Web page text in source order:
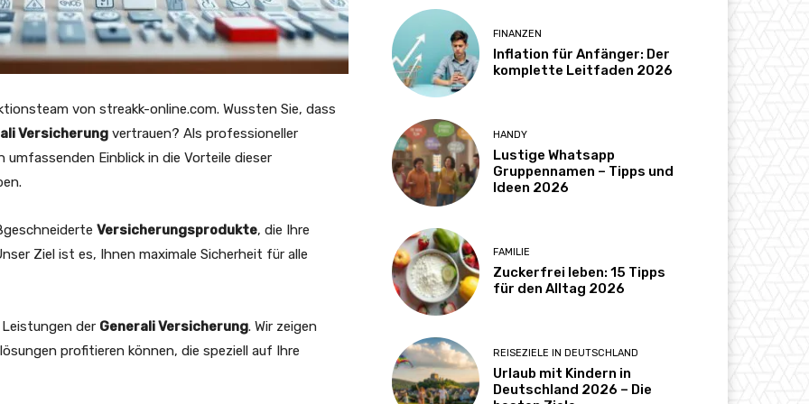
von streakk-online.com. Wussten Sie, dass
Versicherung vertrauen? Als professioneller
Einblick in die Vorteile dieser
Versicherungsprodukte, die Ihre
Ziel ist es, Ihnen maximale Sicherheit für alle
der Generali Versicherung. Wir zeigen
profitieren können, die speziell auf Ihre
FINANZEN
Inflation für Anfänger: Der
komplette Leitfaden 2026
HANDY
Lustige Whatsapp
Gruppennamen – Tipps und
Ideen 2026
FAMILIE
Zuckerfrei leben: 15 Tipps
für den Alltag 2026
REISEZIELE IN DEUTSCHLAND
Urlaub mit Kindern in
Deutschland 2026 – Die